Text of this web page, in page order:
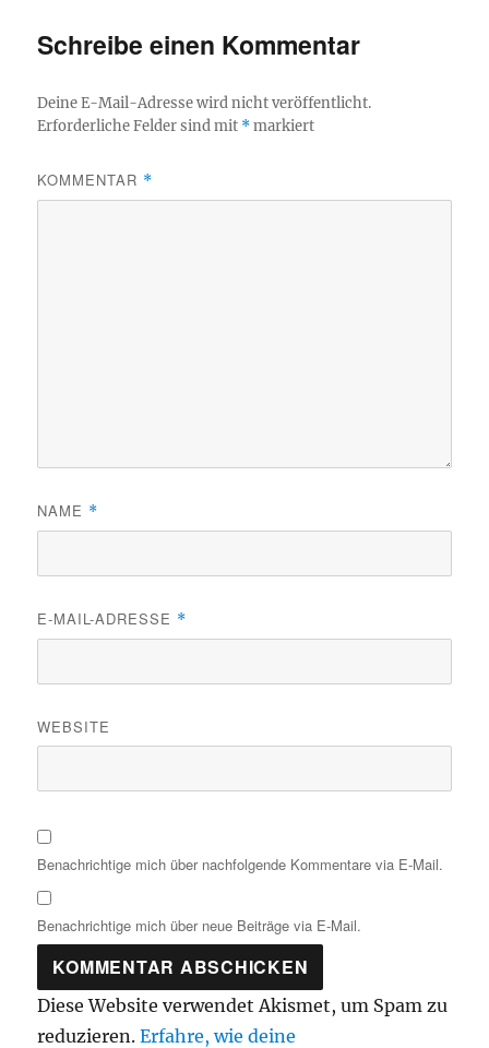
Schreibe einen Kommentar
Deine E-Mail-Adresse wird nicht veröffentlicht.
Erforderliche Felder sind mit *markiert
KOMMENTAR *
NAME *
E-MAIL-ADRESSE *
WEBSITE
Benachrichtige mich über nachfolgende Kommentare via E-Mail.
Benachrichtige mich über neue Beiträge via E-Mail.
Diese Website verwendet Akismet, um Spam zu
reduzieren.Erfahre, wie deine